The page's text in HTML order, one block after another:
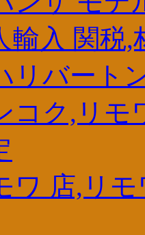
輸入 関税
リバート
コク,リ
ワ 店,リ